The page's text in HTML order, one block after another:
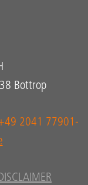
Bottrop
2041 77901-